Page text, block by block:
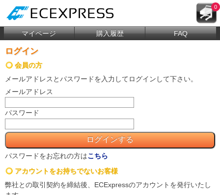
0
マイページ 購入履歴 FAQ
ログイン
会員の方
メールアドレス とパスワードを入力してログインして下さい。
メールアドレス
パスワード
パスワードをお忘れの方はこちら
アカウントをお持ちでないお客様
弊社との取引契約を締結後、ECExpressのアカウントを発行いたし